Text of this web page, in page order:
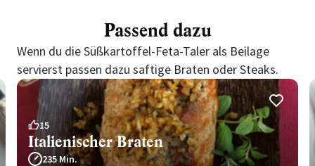
Passend dazu
Wenn du die Süßkartoffel-Feta-Taler als Beilage
servierst passen dazu saftige Braten oder Steaks.
15
Italienischer Braten
235 Min.